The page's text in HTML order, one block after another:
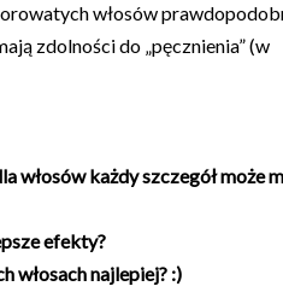
włosów
zdolności do „pęcznienia” (w
włosów każdy szczegół może
efekty?
włosach najlepiej? :)